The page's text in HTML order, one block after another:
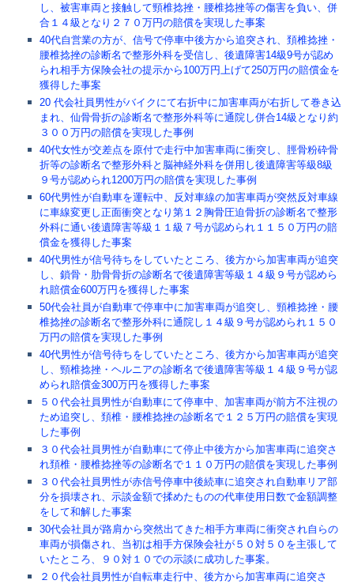
し、被害車両と接触して頸椎捻挫・腰椎捻挫等の傷害を負い、併
合１４級となり２７０万円の賠償を実現した事案
40代自営業の方が、信号で停車中後方から追突され、頚椎捻挫・
腰椎捻挫の診断名で整形外科を受信し、後遺障害14級9号が認め
られ相手方保険会社の提示から100万円上げて250万円の賠償金を
獲得した事案
20 代会社員男性がバイクにて右折中に加害車両が右折して巻き込
まれ、仙骨骨折の診断名で整形外科等に通院し併合14級となり約
３００万円の賠償を実現した事例
40代女性が交差点を原付で走行中加害車両に衝突し、脛骨粉砕骨
折等の診断名で整形外科と脳神経外科を併用し後遺障害等級8級
９号が認められ1200万円の賠償を実現した事例
60代男性が自動車を運転中、反対車線の加害車両が突然反対車線
に車線変更し正面衝突となり第１２胸骨圧迫骨折の診断名で整形
外科に通い後遺障害等級１１級７号が認められ１１５０万円の賠
償金を獲得した事案
40代男性が信号待ちをしていたところ、後方から加害車両が追突
し、鎖骨・肋骨骨折の診断名で後遺障害等級１４級９号が認めら
れ賠償金600万円を獲得した事案
50代会社員が自動車で停車中に加害車両が追突し、頸椎捻挫・腰
椎捻挫の診断名で整形外科に通院し１４級９号が認められ１５０
万円の賠償を実現した事例
40代男性が信号待ちをしていたところ、後方から加害車両が追突
し、頸椎捻挫・ヘルニアの診断名で後遺障害等級１４級９号が認
められ賠償金300万円を獲得した事案
５０代会社員男性が自動車にて停車中、加害車両が前方不注視の
ため追突し、頚椎・腰椎捻挫の診断名で１２５万円の賠償を実現
した事例
３０代会社員男性が自動車にて停止中後方から加害車両に追突さ
れ頚椎・腰椎捻挫等の診断名で１１０万円の賠償を実現した事例
３０代会社員男性が赤信号停車中後続車に追突され自動車リア部
分を損壊され、示談金額で揉めたものの代車使用日数で金額調整
をして和解した事案
30代会社員が路肩から突然出てきた相手方車両に衝突され自らの
車両が損傷され、当初は相手方保険会社が５０対５０を主張して
いたところ、９０対１０での示談に成功した事案。
２０代会社員男性が自転車走行中、後方から加害車両に追突さ